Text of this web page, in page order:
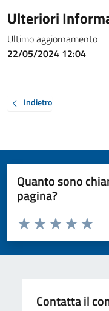
Ulteriori
Ultimo aggiornamento
22/05/2024 12:04
Indietro
Quanto sono
pagina?
Valuta da 1 a 5 stelle la
Valuta
Valuta 4
Valuta 3 stelle
Valuta 2 stelle su
Valuta 1 stelle su 5
Contatta il